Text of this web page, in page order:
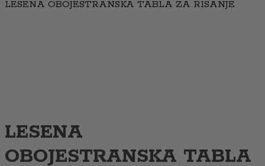
LESENA OBOJESTRANSKA TABLA ZA RISANJE
LESENA
OBOJESTRANSKA TABLA